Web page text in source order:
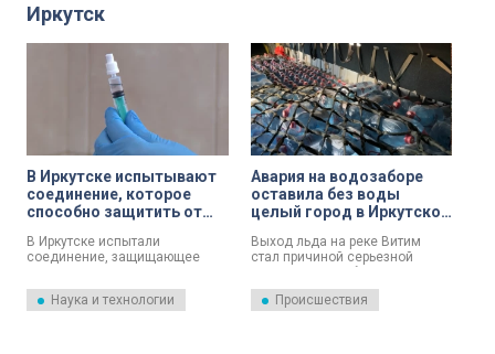
Иркутск
В Иркутске испытывают
соединение, которое
способно защитить от
В Иркутске испытали
соединение, защищающее
H1N1.
Наука и технологии
Авария на водозаборе
оставила без воды
целый город в Иркутской
Выход льда на реке Витим
стал причиной серьезной
водозаборную станцию
выдавило, и город вторые
Происшествия